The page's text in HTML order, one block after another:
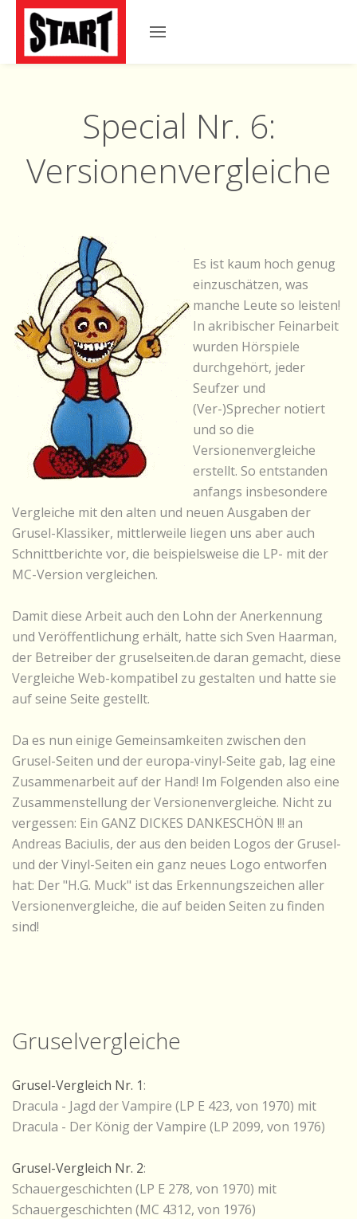
Special Nr. 6:
Versionenvergleiche
Es ist kaum hoch genug
einzuschätzen, was
manche Leute so leisten!
In akribischer Feinarbeit
wurden Hörspiele
durchgehört, jeder
Seufzer und
(Ver-)Sprecher notiert
und so die
Versionenvergleiche
erstellt. So entstanden
anfangs insbesondere
Vergleiche mit den alten und neuen Ausgaben der
Grusel-Klassiker, mittlerweile liegen uns aber auch
Schnittberichte vor, die beispielsweise die LP- mit der
MC-Version vergleichen.
Damit diese Arbeit auch den Lohn der Anerkennung
und Veröffentlichung erhält, hatte sich Sven Haarman,
der Betreiber der gruselseiten.de daran gemacht, diese
Vergleiche Web-kompatibel zu gestalten und hatte sie
auf seine Seite gestellt.
Da es nun einige Gemeinsamkeiten zwischen den
Grusel-Seiten und der europa-vinyl-Seite gab, lag eine
Zusammenarbeit auf der Hand! Im Folgenden also eine
Zusammenstellung der Versionenvergleiche. Nicht zu
vergessen: Ein GANZ DICKES DANKESCHÖN !!! an
Andreas Baciulis, der aus den beiden Logos der Grusel-
und der Vinyl-Seiten ein ganz neues Logo entworfen
hat: Der "H.G. Muck" ist das Erkennungszeichen aller
Versionenvergleiche, die auf beiden Seiten zu finden
sind!
Gruselvergleiche
Grusel-Vergleich Nr. 1:
Dracula - Jagd der Vampire (LP E 423, von 1970) mit
Dracula - Der König der Vampire (LP 2099, von 1976)
Grusel-Vergleich Nr. 2:
Schauergeschichten (LP E 278, von 1970) mit
Schauergeschichten (MC 4312, von 1976)